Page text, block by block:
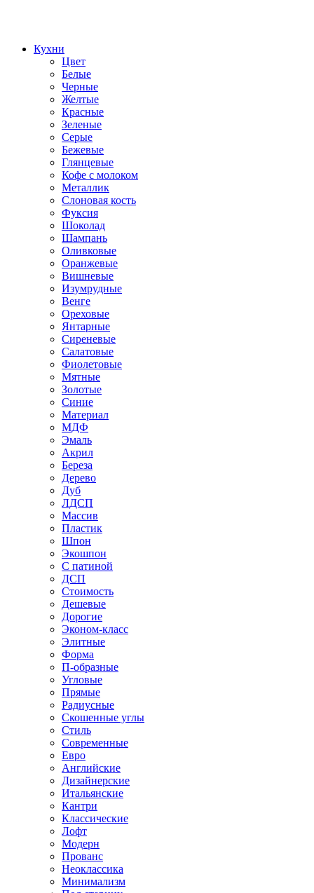
Кухни
Цвет
Белые
Черные
Желтые
Красные
Зеленые
Серые
Бежевые
Глянцевые
Кофе с молоком
Металлик
Слоновая кость
Фуксия
Шоколад
Шампань
Оливковые
Оранжевые
Вишневые
Изумрудные
Венге
Ореховые
Янтарные
Сиреневые
Салатовые
Фиолетовые
Мятные
Золотые
Синие
Материал
МДФ
Эмаль
Акрил
Береза
Дерево
Дуб
ЛДСП
Массив
Пластик
Шпон
Экошпон
С патиной
ДСП
Стоимость
Дешевые
Дорогие
Эконом-класс
Элитные
Форма
П-образные
Угловые
Прямые
Радиусные
Скошенные углы
Стиль
Современные
Евро
Английские
Дизайнерские
Итальянские
Кантри
Классические
Лофт
Модерн
Прованс
Неоклассика
Минимализм